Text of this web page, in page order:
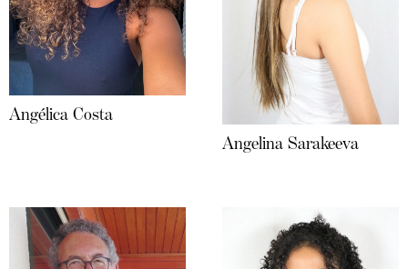
Angélica Costa
Angelina Sarakeeva